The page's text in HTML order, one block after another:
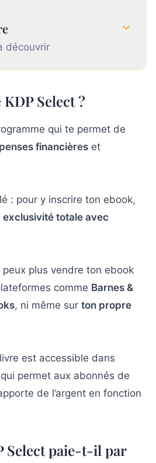
découvrir
Select ?
paie-t-il par page lue
voir ailleurs que KDP
Select ?
qui te permet de
financières et
: pour y inscrire ton ebook,
exclusivité totale avec
plus vendre ton ebook
comme Barnes &
, ni même sur ton propre
est accessible dans
permet aux abonnés de
de l’argent en fonction
Select paie-t-il par